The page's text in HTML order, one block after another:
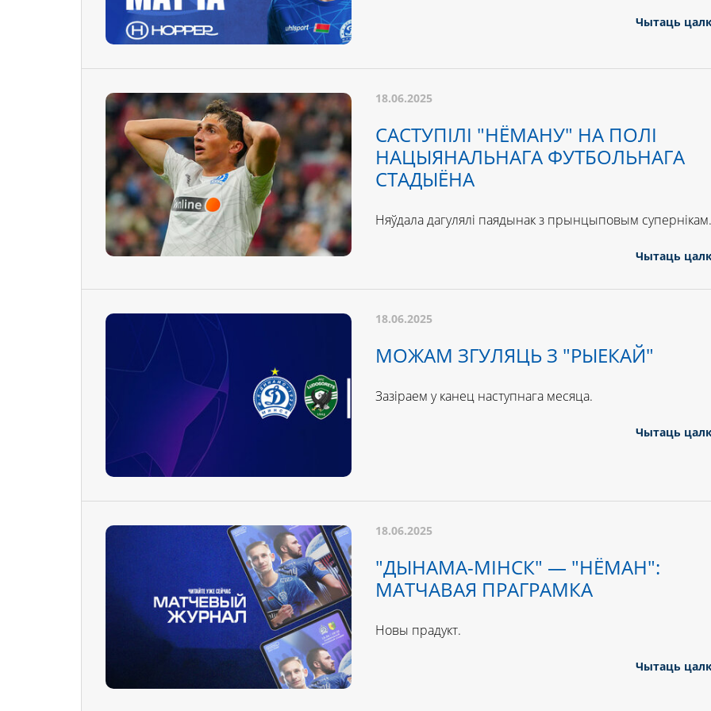
Чытаць
18.06.2025
САСТУПІЛІ "НЁМАНУ" НА ПОЛІ
НАЦЫЯНАЛЬНАГА ФУТБОЛЬНАГА
СТАДЫЁНА
Няўдала дагулялі паядынак з прынцыповым супернікам.
Чытаць
18.06.2025
МОЖАМ ЗГУЛЯЦЬ З "РЫЕКАЙ"
Зазіраем у канец наступнага месяца.
Чытаць
18.06.2025
"ДЫНАМА-МІНСК" — "НЁМАН":
МАТЧАВАЯ ПРАГРАМКА
Новы прадукт.
Чытаць